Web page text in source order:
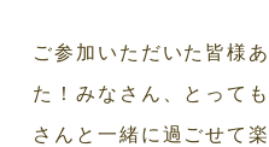
ご参加いただいた皆様
た！みなさん、とって
さんと一緒に過ごせて